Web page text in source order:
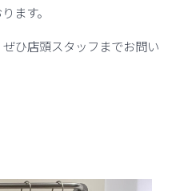
ます。
ひ店頭スタッフまでお問い